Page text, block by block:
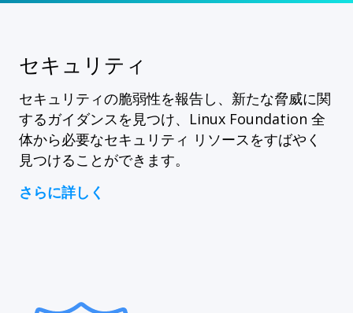
セキュリティ
セキュリティの脆弱性を報告し、新たな脅威に関
するガイダンスを見つけ、Linux Foundation 全
体から必要なセキュリティ リソースをすばやく
見つけることができます。
さらに詳しく